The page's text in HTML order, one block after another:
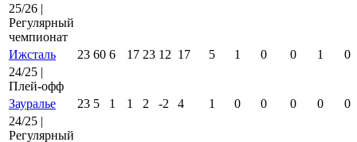
25/26 |
Регулярный
чемпионат
Ижсталь
23 60 6 17 23 12 17 5 1 0 0 1
0
24/25 |
Плей-офф
Зауралье
23 5 1 1 2 -2 4 1 0 0 0 0
0
24/25 |
Регулярный